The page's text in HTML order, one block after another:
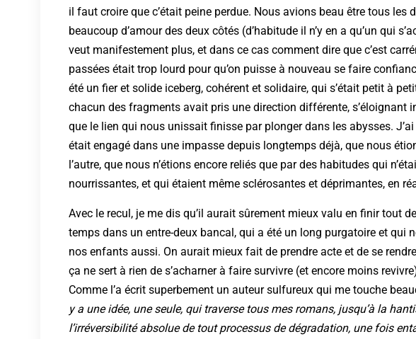
il faut croire que c’était peine perdue. Nous avions beau être tous les
beaucoup d’amour des deux côtés (d’habitude il n’y en a qu’un qui
veut manifestement plus, et dans ce cas comment dire que c’est
passées était trop lourd pour qu’on puisse à nouveau se faire
été un fier et solide iceberg, cohérent et solidaire, qui s’était petit à
chacun des fragments avait pris une direction différente, s’éloignant
que le lien qui nous unissait finisse par plonger dans les abysses.
était engagé dans une impasse depuis longtemps déjà, que nous
l’autre, que nous n’étions encore reliés que par des habitudes qui
nourrissantes, et qui étaient même sclérosantes et déprimantes, en
Avec le recul, je me dis qu’il aurait sûrement mieux valu en finir tout
temps dans un entre-deux bancal, qui a été un long purgatoire et qui
nos enfants aussi. On aurait mieux fait de prendre acte et de se
ça ne sert à rien de s’acharner à faire survivre (et encore moins
Comme l’a écrit superbement un auteur sulfureux qui me touche
y a une idée, une seule, qui traverse tous mes romans, jusqu’à la
l’irréversibilité absolue de tout processus de dégradation, une fois